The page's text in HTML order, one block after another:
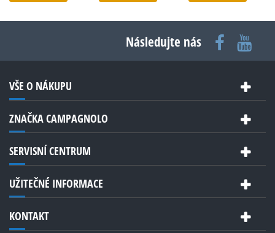
Následujte nás
VŠE O NÁKUPU
ZNAČKA CAMPAGNOLO
SERVISNÍ CENTRUM
UŽITEČNÉ INFORMACE
KONTAKT